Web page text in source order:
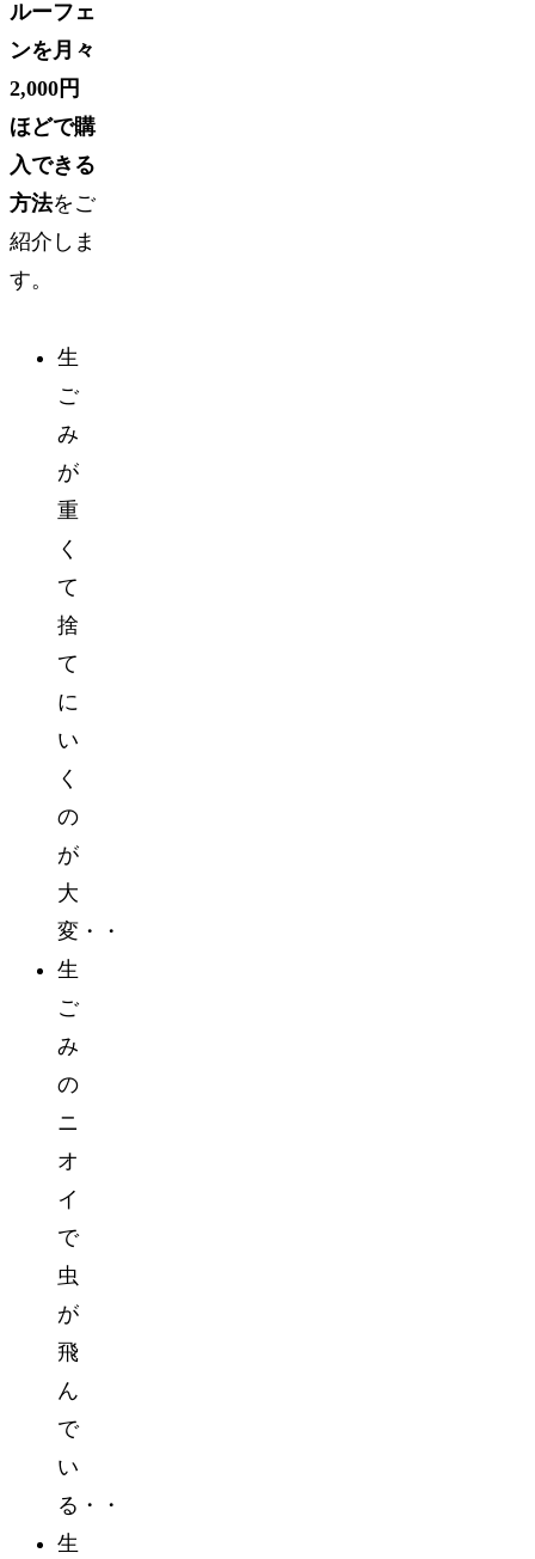
ルーフェ
ンを月々
2,000円
ほどで購
入できる
方法をご
紹介しま
す。
生
ご
み
が
重
く
て
捨
て
に
い
く
の
が
大
変・・
生
ご
み
の
ニ
オ
イ
で
虫
が
飛
ん
で
い
る・・
生